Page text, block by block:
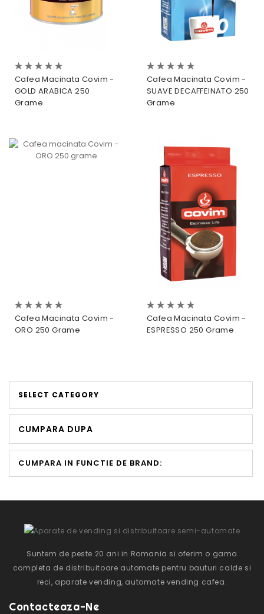
Evaluare:
0%
Cafea Macinata Covim -
GOLD ARABICA 250
Grame
Evaluare:
0%
Cafea Macinata Covim -
SUAVE DECAFFEINATO 250
Grame
Evaluare:
0%
Cafea Macinata Covim -
ORO 250 Grame
Evaluare:
0%
Cafea Macinata Covim -
ESPRESSO 250 Grame
SELECT CATEGORY
CUMPARA DUPA
CUMPARA IN FUNCTIE DE BRAND:
Suntem de peste 20 ani in Romania si oferim o gama
completa de distribuitoare automate pentru bauturi calde si
reci, aparate vending, automate vending cafea.
Contacteaza-Ne